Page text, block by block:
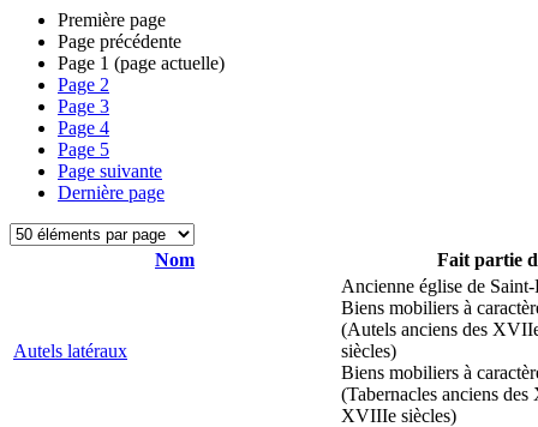
Première page
Page précédente
Page 1 (page actuelle)
Page 2
Page 3
Page 4
Page 5
Page suivante
Dernière page
Nom Fait partie
Autels latéraux
Ancienne église de Saint-
Biens mobiliers à
(Autels anciens des
siècles)
Biens mobiliers à
(Tabernacles anciens
XVIIIe siècles)